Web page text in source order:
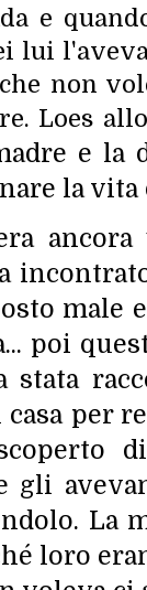
e
lui
non
Loes
e la
la vita
ancora
male
poi
stata
per
gli
La
loro